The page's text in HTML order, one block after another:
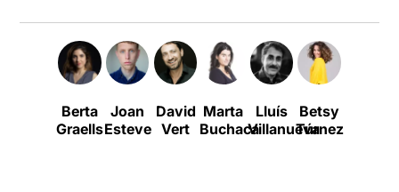
Berta
Graells
Joan
Esteve
David
Vert
Marta
Buchaca
Lluís
Villanueva
Betsy
TúrnezBayarri